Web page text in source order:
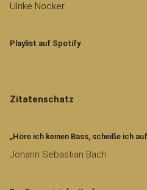
Ulrike Nocker
Playlist auf Spotify
Zitatenschatz
„Höre ich keinen Bass, scheiße ich
Johann Sebastian Bach